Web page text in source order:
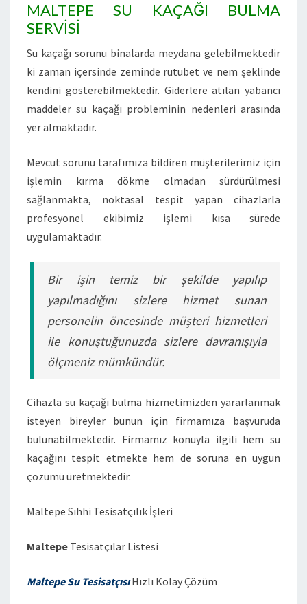
MALTEPE SU KAÇAĞI BULMA
SERVİSİ
Su kaçağı sorunu binalarda meydana gelebilmektedir
ki zaman içersinde zeminde rutubet ve nem şeklinde
kendini gösterebilmektedir. Giderlere atılan yabancı
maddeler su kaçağı probleminin nedenleri arasında
yer almaktadır.
Mevcut sorunu tarafımıza bildiren müşterilerimiz için
işlemin kırma dökme olmadan sürdürülmesi
sağlanmakta, noktasal tespit yapan cihazlarla
profesyonel ekibimiz işlemi kısa sürede
uygulamaktadır.
Bir işin temiz bir şekilde yapılıp
yapılmadığını sizlere hizmet sunan
personelin öncesinde müşteri hizmetleri
ile konuştuğunuzda sizlere davranışıyla
ölçmeniz mümkündür.
Cihazla su kaçağı bulma hizmetimizden yararlanmak
isteyen bireyler bunun için firmamıza başvuruda
bulunabilmektedir. Firmamız konuyla ilgili hem su
kaçağını tespit etmekte hem de soruna en uygun
çözümü üretmektedir.
Maltepe Sıhhi Tesisatçılık İşleri
Maltepe Tesisatçılar Listesi
Maltepe Su TesisatçısıHızlı Kolay Çözüm